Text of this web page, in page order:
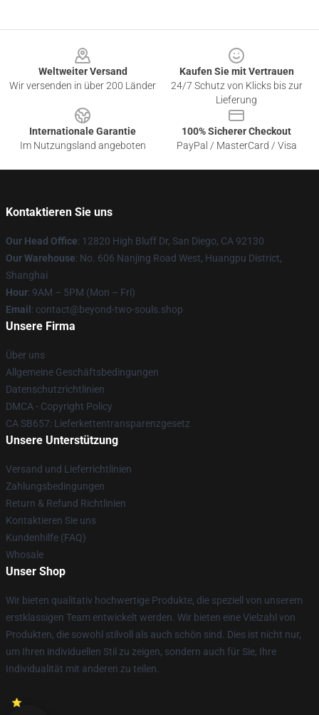
Weltweiter Versand
Wir versenden in über 200 Länder
Kaufen Sie mit Vertrauen
24/7 Schutz von Klicks bis zur
Lieferung
Internationale Garantie
Im Nutzungsland angeboten
100% Sicherer Checkout
PayPal / MasterCard / Visa
Kontaktieren Sie uns
Our Head Office: 12820 High Bluff Dr, San Diego, CA 92130
Our Warehouse: No. 606 Nanjing Road West, Huangpu District,
Shanghai
Hour: 9AM – 5PM (Mon – Fri)
Email : contact@beyond-two-souls.shop
Unsere Firma
Über uns
Allgemeine Geschäftsbedingungen
Datenschutzrichtlinien
DMCA - Copyright Policy
CA SB657: Lieferkettentransparenzgesetz
Unsere Unterstützung
Versand und Lieferrichtlinien
Zahlungsbedingungen
Return & Refund Richtlinien
Kontaktieren Sie uns
Kundenhilfe (FAQ)
Whosale
Unser Shop
Wir bieten qualitativ hochwertige Produkte, die speziell von unserem
erstklassigen Team entwickelt werden. Wir bieten eine Vielzahl von
Produkten, die sowohl stilvoll als auch schön sind. Dies ist nicht nur,
um Ihren individuellen Stil zu zeigen, sondern auch für Sie, Ihre
Individualität mit anderen zu teilen.